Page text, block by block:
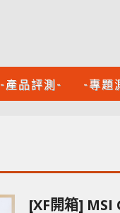
-產品評測- -專題
[XF開箱] MSI